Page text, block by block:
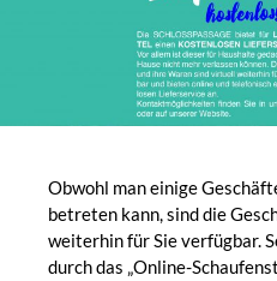
Obwohl man einige
betreten kann, sind die
weiterhin für Sie verfügbar.
durch das „Online-